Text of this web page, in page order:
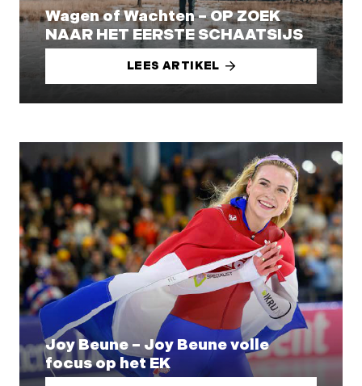
Wagen of Wachten – OP ZOEK
NAAR HET EERSTE SCHAATSIJS
LEES ARTIKEL
Joy Beune – Joy Beune volle
focus op het EK